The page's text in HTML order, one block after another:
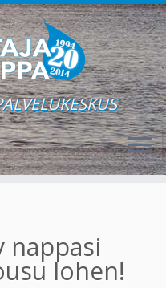
nappasi
lohen!